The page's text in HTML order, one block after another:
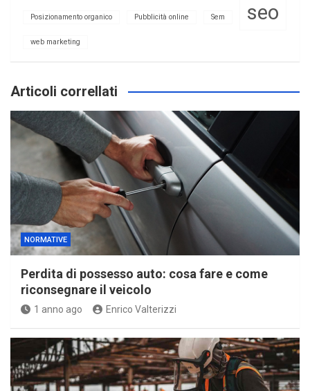
Posizionamento organico Pubblicità online Sem seo
web marketing
Articoli correllati
NORMATIVE
Perdita di possesso auto: cosa fare e come
riconsegnare il veicolo
1 anno ago Enrico Valterizzi